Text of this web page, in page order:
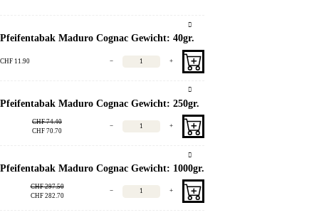
Pfeifentabak Maduro Cognac Gewicht: 40gr.
CHF 11.90 − +
Pfeifentabak Maduro Cognac Gewicht: 250gr.
CHF74.40
CHF 70.70
− +
Pfeifentabak Maduro Cognac Gewicht: 1000gr.
CHF297.50
CHF282.70
− +